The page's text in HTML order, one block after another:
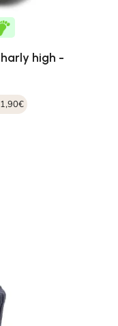
high -